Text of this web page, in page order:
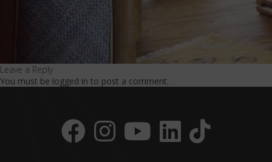
Leave a Reply
You must be logged in to post a comment.